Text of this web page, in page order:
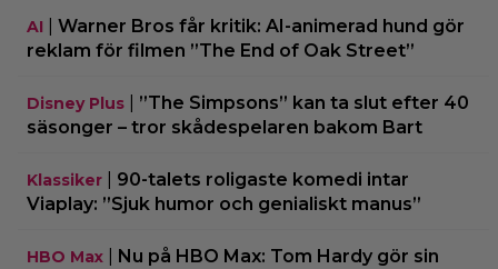
AI
Warner Bros får kritik: AI-animerad hund gör
reklam för filmen ”The End of Oak Street”
Disney Plus
”The Simpsons” kan ta slut efter 40
säsonger – tror skådespelaren bakom Bart
Klassiker
90-talets roligaste komedi intar
Viaplay: ”Sjuk humor och genialiskt manus”
HBO Max
Nu på HBO Max: Tom Hardy gör sin